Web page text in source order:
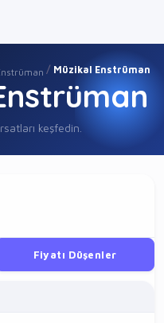
Müzikal Enstrüman
keşfedin.
Fiyatı Düşenler